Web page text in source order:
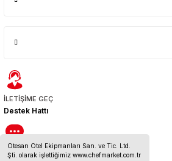
Otesan Otel Ekipmanları San. ve Tic. Ltd.
Şti. olarak işlettiğimiz www.chefmarket.com.tr
İLETİŞİME GEÇ
Destek Hattı
BİZE ULAŞIN